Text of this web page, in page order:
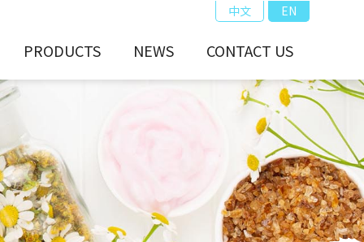
中文 EN
PRODUCTS NEWS CONTACT US